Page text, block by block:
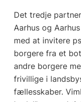
Det tredje
Aarhus og
med at invitere
borgere fra et
andre borgere
frivillige i
fællesskaber.